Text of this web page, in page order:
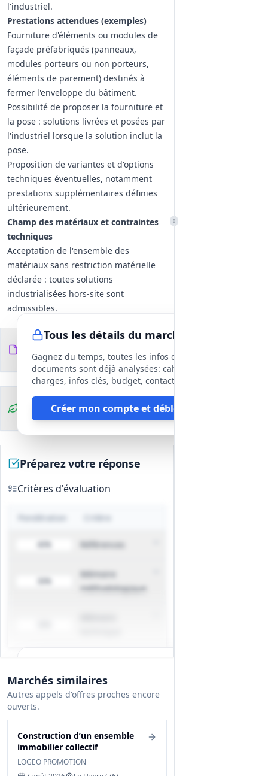
l'industriel.
Prestations attendues (exemples)
Fourniture d'éléments ou modules de
façade préfabriqués (panneaux,
modules porteurs ou non porteurs,
éléments de parement) destinés à
fermer l'enveloppe du bâtiment.
Possibilité de proposer la fourniture et
la pose : solutions livrées et posées par
l'industriel lorsque la solution inclut la
pose.
Proposition de variantes et d'options
techniques éventuelles, notamment
prestations supplémentaires définies
ultérieurement.
Champ des matériaux et contraintes
techniques
Acceptation de l'ensemble des
matériaux sans restriction matérielle
déclarée : toutes solutions
industrialisées hors‑site sont
admissibles.
d'industrialisation, de répétabilité et
d'optimisation coûts/performance.
Exigence de démonstration d'une part
locale de la filière (implantation et
fournisseurs locaux) à travers un
mémoire méthodologique.
Aspects non précisés ici (à préciser au
stade opérationnel)
dimensions types, performances
structurelles, méthodes et conditions
techniques détaillées et tolérances
dimensionnelles qui seront définis
dans les dossiers des marchés
Tous les détails du marché
Gagnez du temps, toutes les infos des
documents sont déjà analysées: cahier des
charges, infos clés, budget, contact, etc
Créer mon compte et débloquer
Documents du
DCE
fichiers
Clauses
environnementales
Préparez votre réponse
Critères d'évaluation
Pondération Critère
Références
Mémoire
méthodologique
Gagnez du temps, toutes les infos des
documents sont déjà analysées: cahier des
Créer mon compte et débloquer
Marchés similaires
Autres appels d'offres proches encore
ouverts.
Construction d’un ensemble
immobilier collectif
LOGEO PROMOTION